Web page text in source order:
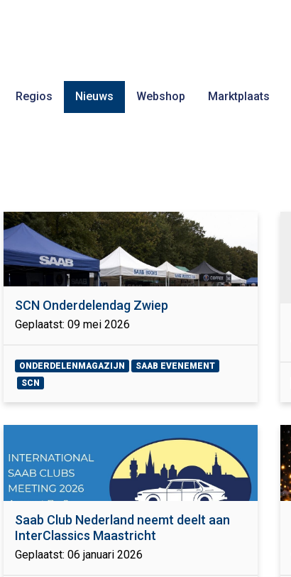
Regios Nieuws Webshop Marktplaats
SCN Onderdelendag Zwiep
Geplaatst: 09 mei 2026
ONDERDELENMAGAZIJN
SAAB EVENEMENT
SCN
Saab Club Nederland neemt deelt aan
InterClassics Maastricht
Geplaatst: 06 januari 2026